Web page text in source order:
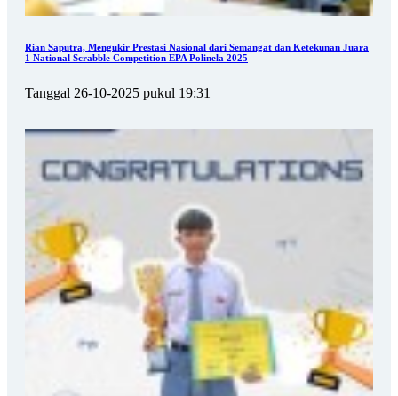
Rian Saputra, Mengukir Prestasi Nasional dari Semangat dan Ketekunan Juara
1 National Scrabble Competition EPA Polinela 2025
Tanggal 26-10-2025 pukul 19:31